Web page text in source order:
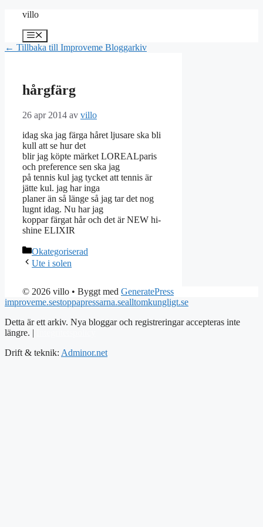
Hoppa
innehåll
villo
Meny
← Tillbaka till Improveme Bloggarkiv
hårgfärg
26 apr 2014 av villo
idag ska jag färga håret ljusare ska bli
kull att se hur det
blir jag köpte märket LOREALparis
och preference sen ska jag
på tennis kul jag tycket att tennis är
jätte kul. jag har inga
planer än så länge så jag tar det nog
lugnt idag. Nu har jag
koppar färgat hår och det är NEW hi-
shine ELIXIR
Kategorier
Okategoriserad
Ute i solen
© 2026 villo • Byggt med GeneratePress
improveme.sestoppapressarna.sealltomkungligt.se
Detta är ett arkiv. Nya bloggar och registreringar accepteras inte
längre. |
Drift & teknik: Adminor.net